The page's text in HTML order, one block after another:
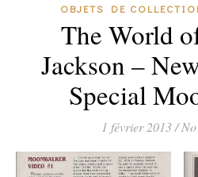
OBJETS DE
The World
Jackson –
Special
1 février 2013/